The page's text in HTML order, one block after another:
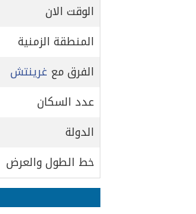
الوقت الان
المنطقة الزمنية
الفرق مع غرينتش
عدد السكان
الدولة
خط الطول والعرض